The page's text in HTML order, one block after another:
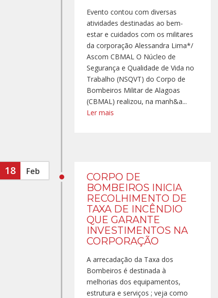
Evento contou com diversas
atividades destinadas ao bem-
estar e cuidados com os militares
da corporação Alessandra Lima*/
Ascom CBMAL O Núcleo de
Segurança e Qualidade de Vida no
Trabalho (NSQVT) do Corpo de
Bombeiros Militar de Alagoas
(CBMAL) realizou, na manh&a...
Ler mais
18 Feb
CORPO DE
BOMBEIROS INICIA
RECOLHIMENTO DE
TAXA DE INCÊNDIO
QUE GARANTE
INVESTIMENTOS NA
CORPORAÇÃO
A arrecadação da Taxa dos
Bombeiros é destinada à
melhorias dos equipamentos,
estrutura e serviços ; veja como